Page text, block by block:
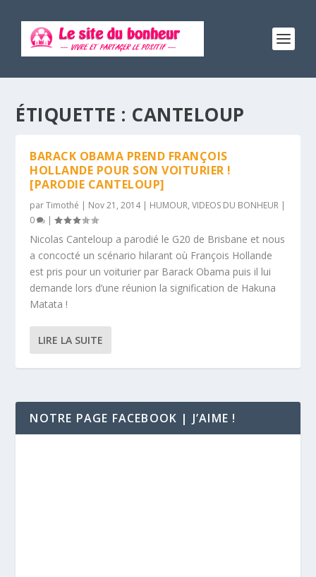
ÉTIQUETTE : CANTELOUP
BARACK OBAMA PREND FRANÇOIS
HOLLANDE POUR SON VOITURIER !
[PARODIE CANTELOUP]
parTimothé | Nov 21, 2014| HUMOUR,VIDEOS DU BONHEUR |
0
|
Nicolas Canteloup a parodié le G20 de Brisbane et nous
a concocté un scénario hilarant où François Hollande
est pris pour un voiturier par Barack Obama puis il lui
demande lors d’une réunion la signification de Hakuna
Matata !
LIRE LA SUITE
NOTRE PAGE FACEBOOK | J’AIME !